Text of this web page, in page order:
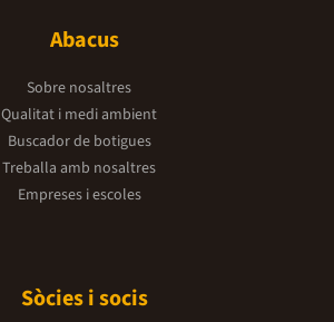
Abacus
Sobre nosaltres
Qualitat i medi ambient
Buscador de botigues
Treballa amb nosaltres
Empreses i escoles
Sòcies i socis